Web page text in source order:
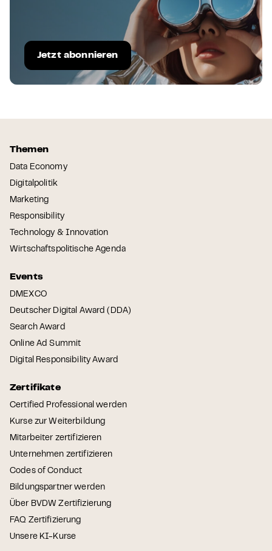
Jetzt abonnieren
Themen
Data Economy
Digitalpolitik
Marketing
Responsibility
Technology & Innovation
Wirtschaftspolitische Agenda
Events
DMEXCO
Deutscher Digital Award (DDA)
Search Award
Online Ad Summit
Digital Responsibility Award
Zertifikate
Certified Professional werden
Kurse zur Weiterbildung
Mitarbeiter zertifizieren
Unternehmen zertifizieren
Codes of Conduct
Bildungspartner werden
Über BVDW Zertifizierung
FAQ Zertifizierung
Unsere KI-Kurse